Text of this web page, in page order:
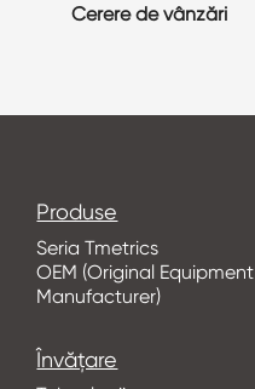
Cerere de vânzări
Produse
Seria Tmetrics
OEM (Original Equipment
Manufacturer)
Învăţare